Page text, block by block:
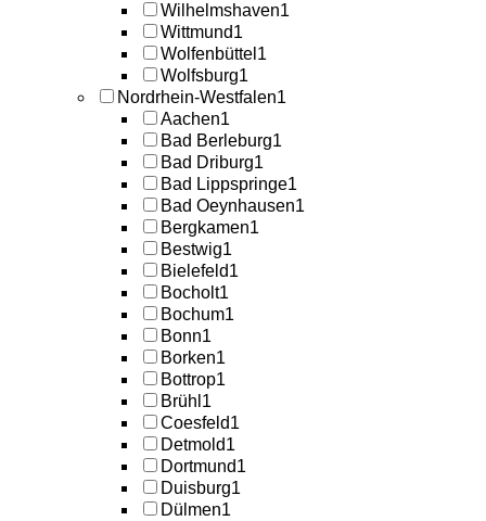
Wilhelmshaven1
Wittmund1
Wolfenbüttel 1
Wolfsburg1
Nordrhein-Westfalen1
Aachen1
Bad Berleburg1
Bad Driburg1
Bad Lippspringe1
Bad Oeynhausen1
Bergkamen1
Bestwig1
Bielefeld1
Bocholt1
Bochum1
Bonn1
Borken1
Bottrop1
Brühl 1
Coesfeld1
Detmold1
Dortmund1
Duisburg1
Dülmen1